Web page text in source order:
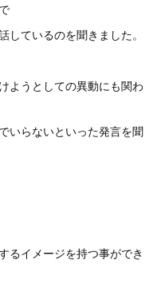
ているのを聞きました。
ようとしての異動にも関わ
いらないといった発言を聞
るイメージを持つ事ができ